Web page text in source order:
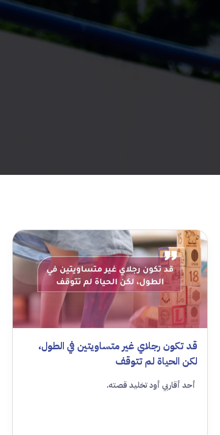
قد تكون رجلاي غير متساويتين في الطول،
لكن الحياة لم تتوقف
أحد أقاربي أود تخليد قصته.